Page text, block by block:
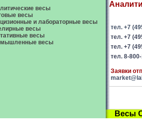
весы
весы
и лабораторные весы
весы
весы
весы
тел. +7
тел. +7
тел. +7
тел. 8-
Заявки
Весы